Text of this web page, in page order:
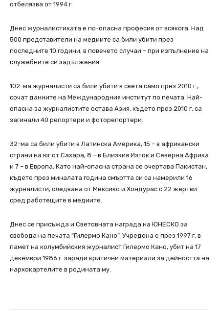
отбелязва от 1994 г.
Днес журналистиката е по-опасна професия от всякога. Над
500 представители на медиите са били убити през
последните 10 години, в повечето случаи – при изпълнение на
служебните си задължения.
102-ма журналисти са били убити в света само през 2010 г.,
сочат данните на Международния институт по печата. Най-
опасна за журналистите остава Азия, където през 2010 г. са
загинали 40 репортери и фоторепортери.
32-ма са били убити в Латинска Америка, 15 – в африкански
страни на юг от Сахара, 8 – в Близкия Изток и Северна Африка
и 7 – в Европа. Като най-опасна страна се очертава Пакистан,
където през миналата година смъртта си са намерили 16
журналисти, следвана от Мексико и Хондурас с 22 жертви
сред работещите в медиите.
Днес се присъжда и Световната награда на ЮНЕСКО за
свобода на печата “Гилермо Кано”. Учредена е през 1997 г. в
памет на колумбийския журналист Гилермо Кано, убит на 17
декември 1986 г. заради критични материали за дейността на
наркокартелите в родината му.